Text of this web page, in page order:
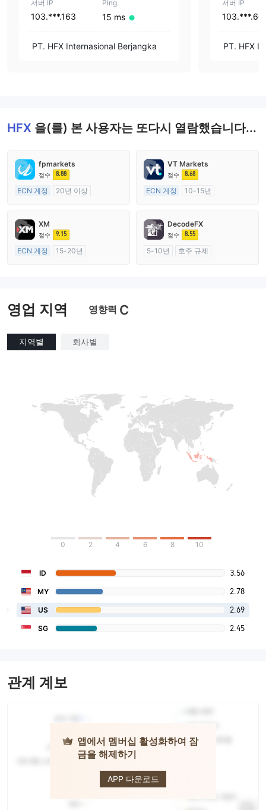
서버 IP
103.***.163
Ping
15 ms
PT. HFX Internasional Berjangka
서버 IP
103.***.60
PT. HFX
HFX 을(를) 본 사용자는 또다시 열람했습니다...
fpmarkets
점수 8.88
ECN 계정
20년 이상
외환 거래 라이선스 (MM)
마스터 레이블 MT4
VT Markets
점수 8.68
ECN 계정
10-15년
외환 거래 라이선스 (MM)
마스터 레이블 MT4
XM
점수 9.15
ECN 계정
15-20년
DecodeFX
점수 8.55
5-10년
호주 규제
영업 지역 영향력 C
지역별 회사별
0 2 4 6 8 10
ID 3.56
MY 2.78
US 2.69
SG 2.45
관계 계보
앱에서 멤버십 활성화하여 잠
금을 해제하기
APP 다운로드
HFX